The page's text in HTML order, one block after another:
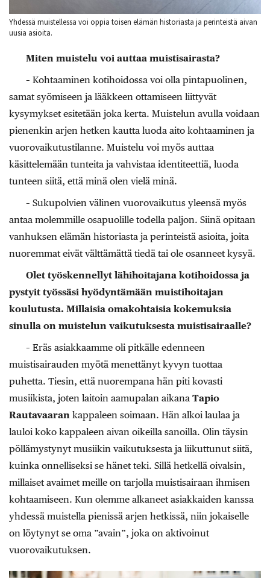
Yhdessä muistellessa voi oppia toisen elämän historiasta ja perinteistä aivan
uusia asioita.
Miten muistelu voi auttaa muistisairasta?
– Kohtaaminen kotihoidossa voi olla pintapuolinen,
samat syömiseen ja lääkkeen ottamiseen liittyvät
kysymykset esitetään joka kerta. Muistelun avulla voidaan
pienenkin arjen hetken kautta luoda aito kohtaaminen ja
vuorovaikutustilanne. Muistelu voi myös auttaa
käsittelemään tunteita ja vahvistaa identiteettiä, luoda
tunteen siitä, että minä olen vielä minä.
– Sukupolvien välinen vuorovaikutus yleensä myös
antaa molemmille osapuolille todella paljon. Siinä opitaan
vanhuksen elämän historiasta ja perinteistä asioita, joita
nuoremmat eivät välttämättä tiedä tai ole osanneet kysyä.
Olet työskennellyt lähihoitajana kotihoidossa ja
pystyit työssäsi hyödyntämään muistihoitajan
koulutusta. Millaisia omakohtaisia kokemuksia
sinulla on muistelun vaikutuksesta muistisairaalle?
– Eräs asiakkaamme oli pitkälle edenneen
muistisairauden myötä menettänyt kyvyn tuottaa
puhetta. Tiesin, että nuorempana hän piti kovasti
musiikista, joten laitoin aamupalan aikana Tapio
Rautavaaran kappaleen soimaan. Hän alkoi laulaa ja
lauloi koko kappaleen aivan oikeilla sanoilla. Olin täysin
pöllämystynyt musiikin vaikutuksesta ja liikuttunut siitä,
kuinka onnelliseksi se hänet teki. Sillä hetkellä oivalsin,
millaiset avaimet meille on tarjolla muistisairaan ihmisen
kohtaamiseen. Kun olemme alkaneet asiakkaiden kanssa
yhdessä muistella pienissä arjen hetkissä, niin jokaiselle
on löytynyt se oma ”avain”, joka on aktivoinut
vuorovaikutuksen.